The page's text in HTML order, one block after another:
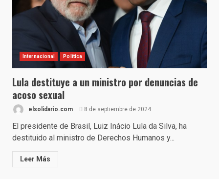
Internacional Política
Lula destituye a un ministro por denuncias de
acoso sexual
elsolidario.com 8 de septiembre de 2024
El presidente de Brasil, Luiz Inácio Lula da Silva, ha
destituido al ministro de Derechos Humanos y...
Leer Más